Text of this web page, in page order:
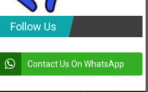
Follow Us
Contact Us On WhatsApp